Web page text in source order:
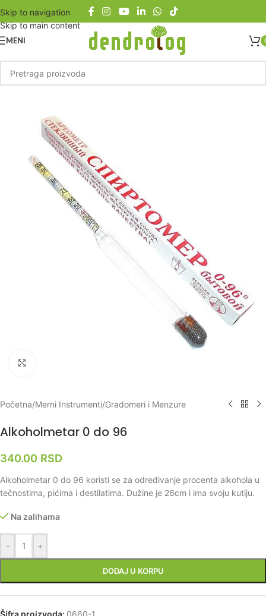
Skip to navigation
Skip to main content
MENI
Početna/Merni Instrumenti/Gradomeri i Menzure
Alkoholmetar 0 do 96
340.00 RSD
Alkoholmetar 0 do 96 koristi se za određivanje procenta alkohola u
tečnostima, pićima i destilatima. Dužine je 26cm i ima svoju kutiju.
Na zalihama
- +
DODAJ U KORPU
Šifra proizvoda: 0660-1